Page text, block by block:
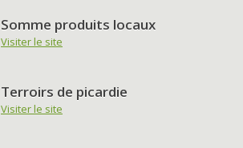
Somme produits locaux
Visiter le site
Terroirs de picardie
Visiter le site